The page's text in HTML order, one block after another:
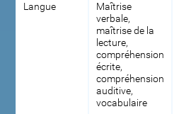
Langue
Maîtrise
verbale,
maîtrise de la
lecture,
compréhension
écrite,
compréhension
auditive,
vocabulaire